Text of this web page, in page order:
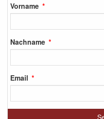
Vorname
Nachname
Email